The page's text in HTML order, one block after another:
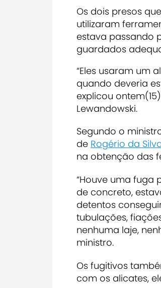
Os dois presos
utilizaram
estava passando
guardados
“Eles usaram um
quando deveria
explicou
Lewandowski.
Segundo o
de Rogério da
na obtenção das
“Houve uma fuga
de concreto,
detentos
tubulações,
nenhuma laje,
ministro.
Os fugitivos
com os alicates,